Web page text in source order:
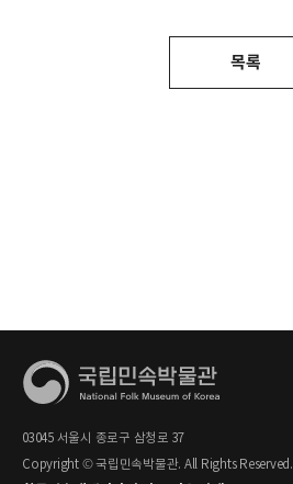
목록
03045 서울시 종로구 삼청로 37
Copyright © 국립민속박물관. All Rights Reserved.